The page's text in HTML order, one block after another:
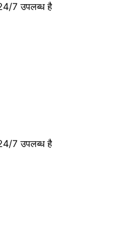
7 उपलब्ध है
7 उपलब्ध है